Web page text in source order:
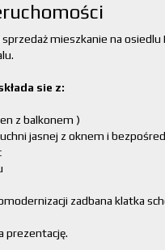
mieszkanie na osiedlu
sie z:
z balkonem )
jasnej z oknem i
zadbana klatka
prezentację.